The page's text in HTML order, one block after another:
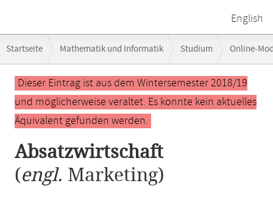
English
Navigation
Startseite Mathematik und Informatik Studium Online-
Hauptinhalt
Dieser Eintrag ist aus dem Wintersemester 2018/19
und möglicherweise veraltet. Es konnte kein aktuelles
Äquivalent gefunden werden.
Absatzwirtschaft
(engl. Marketing)